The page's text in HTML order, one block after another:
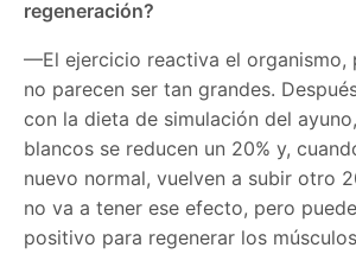
regeneración?
—El ejercicio reactiva el organismo,
no parecen ser tan grandes.
con la dieta de simulación del
blancos se reducen un 20% y,
nuevo normal, vuelven a subir otro
no va a tener ese efecto, pero
positivo para regenerar los